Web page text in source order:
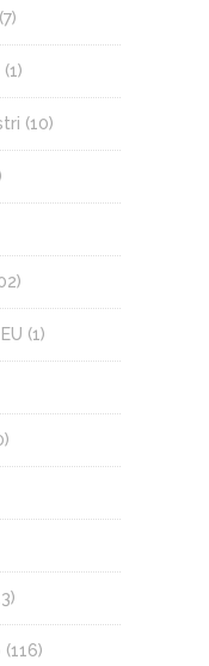
(7)
(1)
(10)
(1)
(116)